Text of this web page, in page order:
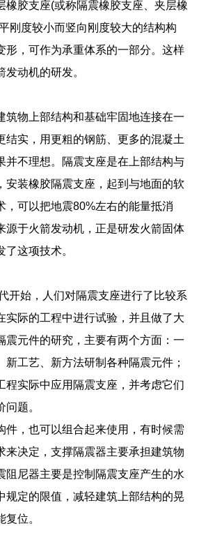
橡胶支座(或称隔震橡胶支座、夹层橡
刚度较小而竖向刚度较大的结构构
形，可作为承重体系的一部分。这样
动机的研发。
筑物上部结构和基础牢固地连接在一
结实，用更粗的钢筋、更多的混凝土
并不理想。隔震支座是在上部结构与
安装橡胶隔震支座，起到与地面的软
，可以把地震80%左右的能量抵消
源于火箭发动机，正是研发火箭固体
这项技术。
开始，人们对隔震支座进行了比较系
实际的工程中进行试验，并且做了大
震元件的研究，主要有两个方面：一
新工艺、新方法研制各种隔震元件；
程实际中应用隔震支座，并考虑它们
题。
件，也可以组合起来使用，有时候需
来决定，支撑隔震器主要承担建筑物
阻尼器主要是控制隔震支座产生的水
规定的限值，减轻建筑上部结构的晃
位。